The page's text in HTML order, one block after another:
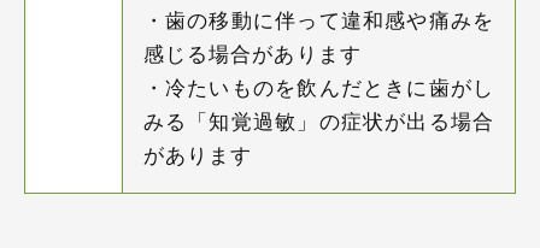
・歯の移動に伴って違和感や痛みを
感じる場合があります
・冷たいものを飲んだときに歯がし
みる「知覚過敏」の症状が出る場合
があります